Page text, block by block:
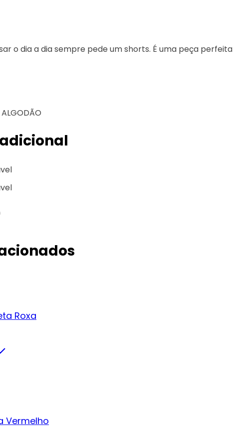
o dia a dia sempre pede um shorts. É uma peça
ALGODÃO
Roxa
Vermelho